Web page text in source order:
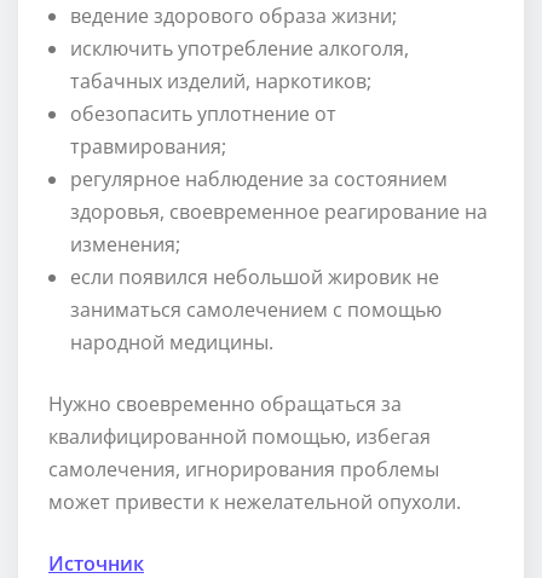
ведение здорового образа жизни;
исключить употребление алкоголя,
табачных изделий, наркотиков;
обезопасить уплотнение от
травмирования;
регулярное наблюдение за состоянием
здоровья, своевременное реагирование на
изменения;
если появился небольшой жировик не
заниматься самолечением с помощью
народной медицины.
Нужно своевременно обращаться за
квалифицированной помощью, избегая
самолечения, игнорирования проблемы
может привести к нежелательной опухоли.
Источник